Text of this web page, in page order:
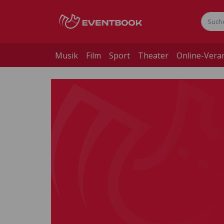
Musik Film Sport Theater Online-